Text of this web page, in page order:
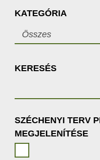
KAPCSOLAT
KATEGÓRIA
Összes
KERESÉS
SZÉCHENYI TERV
MEGJELENÍTÉSE